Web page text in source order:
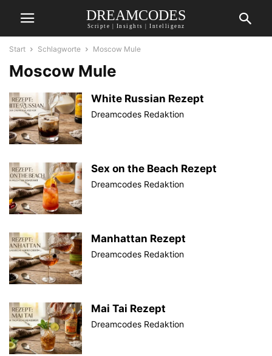
DREAMCODES
Scripte | Insights | Intelligenz
Start Schlagworte Moscow Mule
Moscow Mule
White Russian Rezept
Dreamcodes Redaktion
Sex on the Beach Rezept
Dreamcodes Redaktion
Manhattan Rezept
Dreamcodes Redaktion
Mai Tai Rezept
Dreamcodes Redaktion